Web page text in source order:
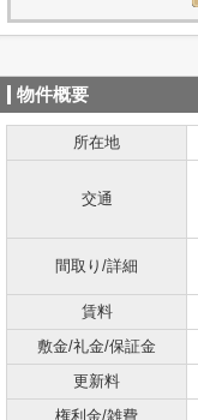
物件概要
所在地
交通
間取り/詳細
賃料
敷金/礼金/保証金
更新料
権利金/雑費